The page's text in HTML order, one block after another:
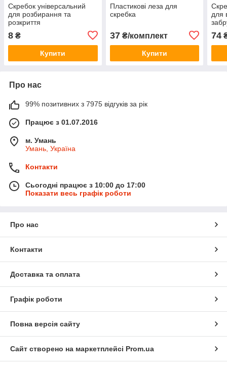
Скребок універсальний
для розбирання та
розкриття
8 ₴
Купити
Пластикові леза для
скребка
37₴/комплект
Купити
для
74
Про нас
99% позитивних з 7975 відгуків за рік
Працює з 01.07.2016
м. Умань
Умань, Україна
Контакти
Сьогодні працює з 10:00 до 17:00
Показати весь графік роботи
Про нас
Контакти
Доставка та оплата
Графік роботи
Повна версія сайту
Сайт створено на маркетплейсі Prom.ua